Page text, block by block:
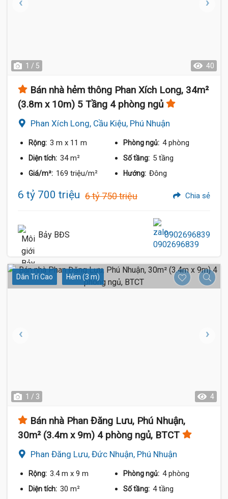
1 / 5 40
Bán nhà hẻm thông Phan Xích Long, 34m²
(3.8m x 10m) 5 Tầng 4 phòng ngủ
Phan Xích Long, Cầu Kiệu, Phú Nhuận
Rộng: 3 m x 11 m Phòng ngủ: 4 phòng
Diện tích: 34 m² Số tầng: 5 tầng
Giá/m²: 169 triệu/m² Hướng: Đông
6 tỷ 700 triệu 6 tỷ 750 triệu Chia sẻ
Bảy BĐS 0902696839
Dân Trí Cao Hẻm (3 m)
1 / 3 4
Bán nhà Phan Đăng Lưu, Phú Nhuận,
30m² (3.4m x 9m) 4 phòng ngủ, BTCT
Phan Đăng Lưu, Đức Nhuận, Phú Nhuận
Rộng: 3.4 m x 9 m Phòng ngủ: 4 phòng
Diện tích: 30 m² Số tầng: 4 tầng